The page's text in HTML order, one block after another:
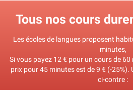
Tous nos cours
Les écoles de langues proposent
minutes,
Si vous payez 12 € pour un cours de
prix pour 45 minutes est de 9 € (-
ci-contre :